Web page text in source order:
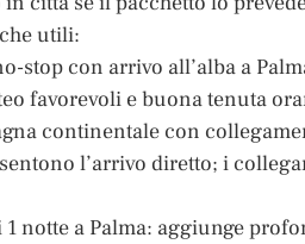
utili:
stop con arrivo all’alba a
favorevoli e buona tenuta
continentale con
l’arrivo diretto; i
1 notte a Palma: aggiunge